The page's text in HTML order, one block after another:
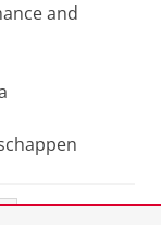
and